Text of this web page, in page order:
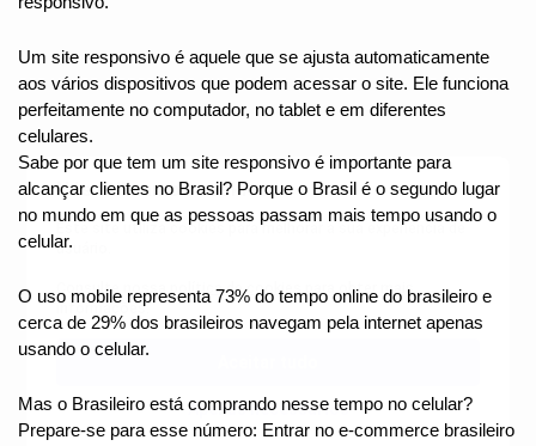
Um site responsivo é aquele que se ajusta automaticamente
aos vários dispositivos que podem acessar o site. Ele funciona
perfeitamente no computador, no tablet e em diferentes
celulares.
Sabe por que tem um site responsivo é importante para
alcançar clientes no Brasil? Porque o Brasil é o segundo lugar
no mundo em que as pessoas passam mais tempo usando o
celular.
O uso mobile representa 73% do tempo online do brasileiro e
cerca de 29% dos brasileiros navegam pela internet apenas
usando o celular.
Mas o Brasileiro está comprando nesse tempo no celular?
Prepare-se para esse número: Entrar no e-commerce brasileiro
Nós utilizamos cookies
Este site utiliza cookies para melhorar a sua experiência de
usuário.
Consulte nossa política de cookies
para obter mais
informações.
Apenas necessários